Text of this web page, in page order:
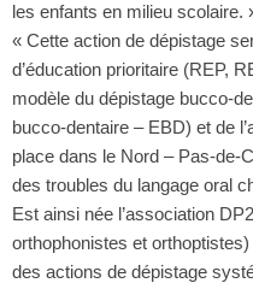
les enfants en milieu scolaire.
« Cette action de dépistage
d’éducation prioritaire (REP,
modèle du dépistage bucco-
bucco-dentaire – EBD) et de
place dans le Nord – Pas-de-
des troubles du langage oral
Est ainsi née l’association
orthophonistes et
des actions de dépistage